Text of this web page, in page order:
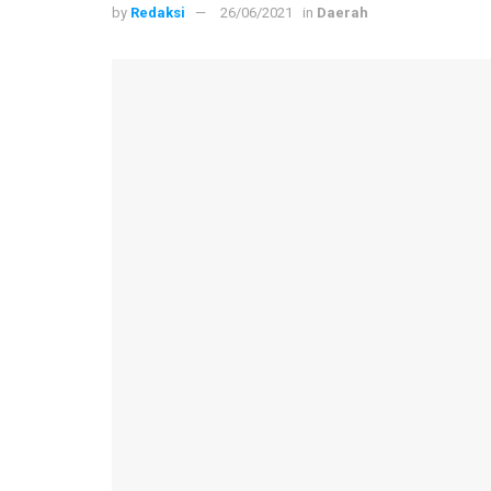
by Redaksi 26/06/2021 in Daerah